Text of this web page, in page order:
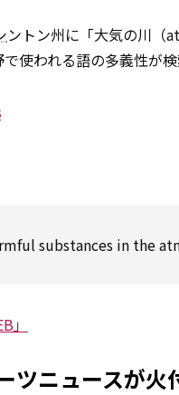
ントン州に「大気の川（
使われる語の多義性が検
substances in the
」
ニュースが火